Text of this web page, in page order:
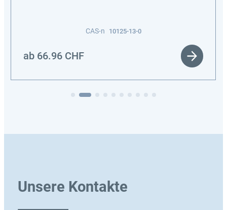
CAS-n 10125-13-0
ab 66.96 CHF
Unsere Kontakte